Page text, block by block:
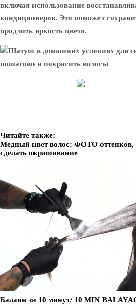
включая использование
кондиционеров. Это поможет
продлить яркость цвета.
Читайте также:
Медный цвет волос: ФОТО оттенков,
сделать окрашивание
Балаяж за 10 минут/ 10 MIN